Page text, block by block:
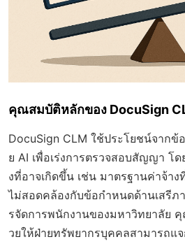
คุณสมบัติหลักของ DocuSign
DocuSign CLM ใช้ประโยชน์จากข้
ย AI เพื่อเร่งการตรวจสอบสัญญา โ
งที่อาจเกิดขึ้น เช่น มาตรฐานค่าจ้า
ไม่สอดคล้องกับข้อกำหนดด้านเสรีภ
รจัดการพนักงานของมหาวิทยาลัย
วยให้ฝ่ายทรัพยากรบุคคลสามารถแ